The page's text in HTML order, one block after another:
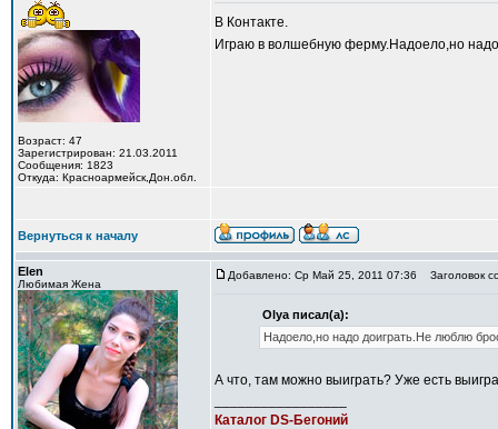
Возраст: 47
Зарегистрирован: 21.03.2011
Сообщения: 1823
Откуда: Красноармейск,Дон.обл.
В Контакте.
Играю в волшебную ферму.Надоело,но
Вернуться к началу
Elen
Любимая Жена
Добавлено: Ср Май 25, 2011 07:36 Заголовок
Olya писал(а):
Надоело,но надо доиграть.Не люблю
А что, там можно выиграть? Уже есть
Каталог DS-Бегоний